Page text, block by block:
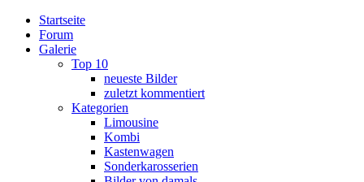
Startseite
Forum
Galerie
Top 10
neueste Bilder
zuletzt kommentiert
Kategorien
Limousine
Kombi
Kastenwagen
Sonderkarosserien